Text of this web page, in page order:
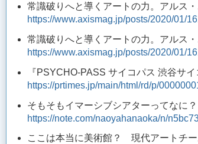
常識破りへと導くアートの力。アルス
https://www.axismag.jp/posts/2020/01/
常識破りへと導くアートの力。アルス
https://www.axismag.jp/posts/2020/01/
『PSYCHO-PASS サイコパス 渋谷サ
https://prtimes.jp/main/html/rd/p/
そもそもイマーシブシアターってなに
https://note.com/naoyahanaoka/n/
ここは本当に美術館？ 現代アートチー